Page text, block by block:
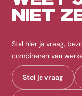
NIET
Stel hier je vraag,
combineren van
Stel je vraag